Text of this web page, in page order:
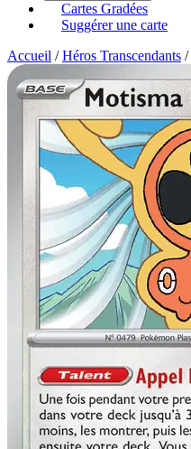
Cartes Gradées
Suggérer une carte
Accueil / Héros Transcendants /